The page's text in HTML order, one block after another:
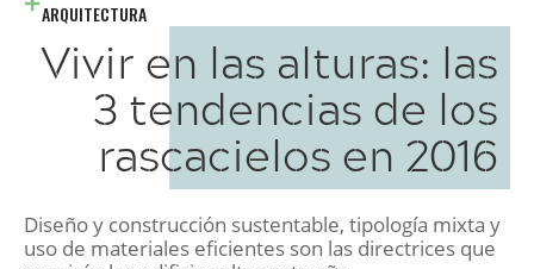
ARQUITECTURA
Vivir en las alturas: las
3 tendencias de los
rascacielos en 2016
Diseño y construcción sustentable, tipología mixta y
uso de materiales eficientes son las directrices que